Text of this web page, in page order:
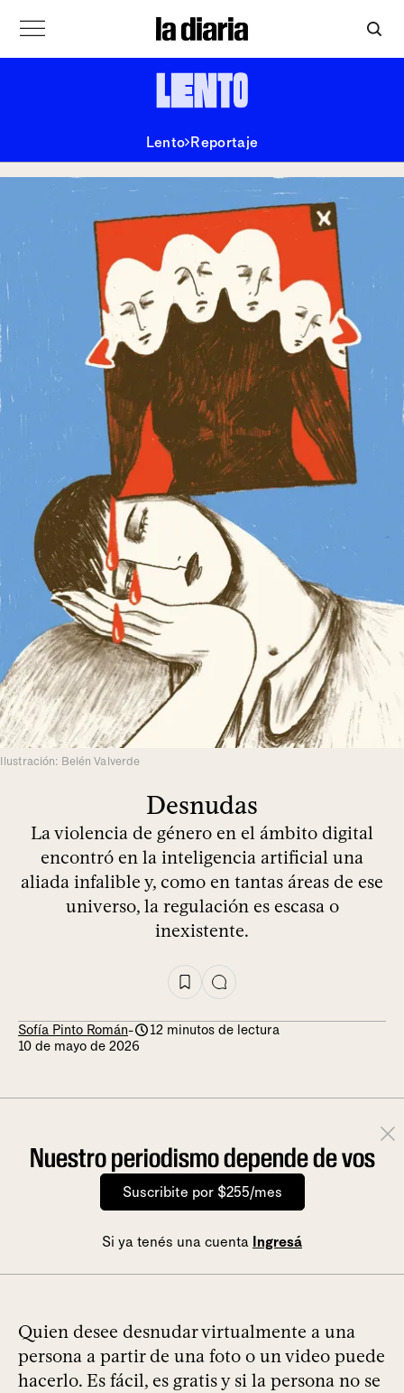
Lento Reportaje
Ilustración: Belén Valverde
Desnudas
La violencia de género en el ámbito digital
encontró en la inteligencia artificial una
aliada infalible y, como en tantas áreas de ese
universo, la regulación es escasa o
inexistente.
Sofía Pinto Román-
12 minutos de lectura
10 de mayo de 2026
Nuestro periodismo depende de vos
Suscribite por $255/mes
Si ya tenés una cuenta Ingresá
Quien desee desnudar virtualmente a una
persona a partir de una foto o un video puede
hacerlo. Es fácil, es gratis y si la persona no se